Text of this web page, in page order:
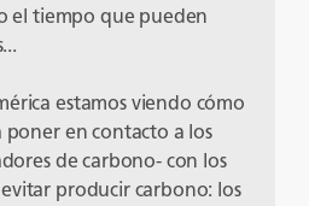
el tiempo que pueden
estamos viendo cómo
poner en contacto a los
de carbono- con los
producir carbono: los